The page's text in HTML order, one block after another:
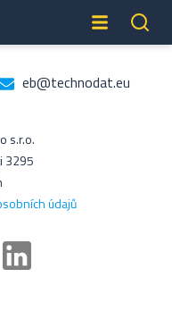
eb@technodat.eu
s.r.o.
3295
údajů